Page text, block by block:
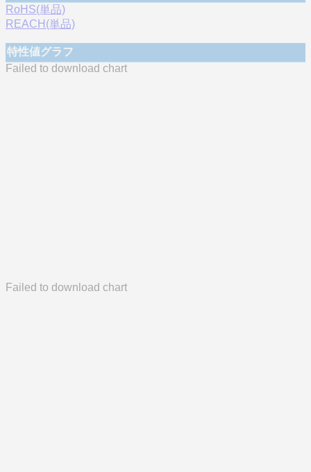
RoHS(単品)
REACH(単品)
特性値グラフ
Failed to download chart
Failed to download chart